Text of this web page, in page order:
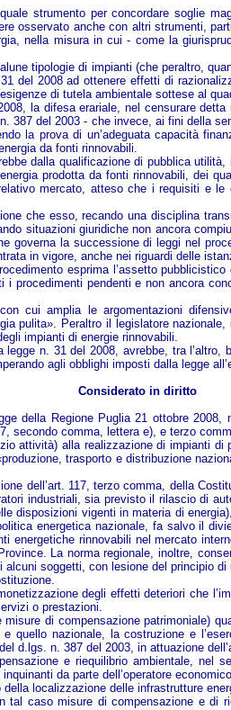
strumento per concordare soglie
osservato anche con altri strumenti,
nella misura in cui - come la
tipologie di impianti (che peraltro,
del 2008 ad ottenere effetti di
di tutela ambientale sottese al
la difesa erariale, nel censurare
387 del 2003 - che invece, ai fini della
la prova di un’adeguata capacità
da fonti rinnovabili.
dalla qualificazione di pubblica
prodotta da fonti rinnovabili, dei
mercato, atteso che i requisiti e
che esso, recando una disciplina
situazioni giuridiche non ancora
governa la successione di leggi nel
in vigore, anche nei riguardi delle
esprima l’assetto
i procedimenti pendenti e non ancora
cui amplia le argomentazioni
pulita». Peraltro il legislatore
impianti di energie rinnovabili.
n. 31 del 2008, avrebbe, tra
agli obblighi imposti dalla legge
Considerato in diritto
della Regione Puglia 21 ottobre
secondo comma, lettera e), e terzo
attività) alla realizzazione di impianti
trasporto e distribuzione
dell’art. 117, terzo comma, della
industriali, sia previsto il rilascio di
disposizioni vigenti in materia di
energetica nazionale, fa salvo il
rinnovabili nel mercato
La norma regionale, inoltre,
soggetti, con lesione del principio
degli effetti deteriori che
o prestazioni.
di compensazione patrimoniale)
quello nazionale, la costruzione e
d.lgs. n. 387 del 2003, in attuazione
e riequilibrio ambientale, nel
da parte dell’operatore
localizzazione delle infrastrutture
caso misure di compensazione e di